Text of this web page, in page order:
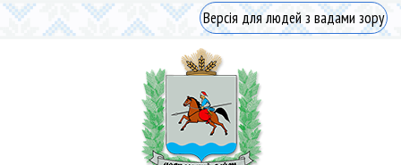
Версія для людей з вадами зору